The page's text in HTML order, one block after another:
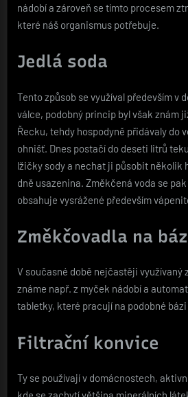
nádobí a zároveň se tímto procesem
které náš organismus potřebuje.
Jedlá soda
Tento způsob se využíval především v
válce, podobný princip byl však znám
Řecku, tehdy hospodyně přidávaly do
ohnišť. Dnes postačí do deseti litrů
lžičky sody a nechat ji působit několik
dně usazenina. Změkčená voda se
obsahuje vysrážené především
Změkčovadla na
V současné době nejčastěji využívaný
známe např. z myček nádobí a
tabletky, které pracují na podobné
Filtrační konvice
Ty se používají v domácnostech,